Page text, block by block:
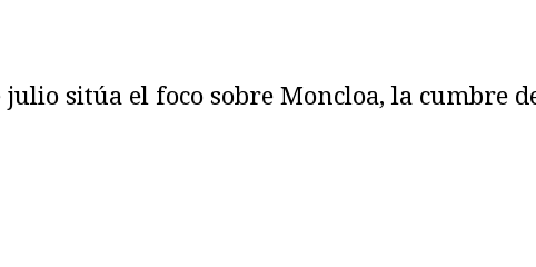
sitúa el foco sobre Moncloa, la cumbre